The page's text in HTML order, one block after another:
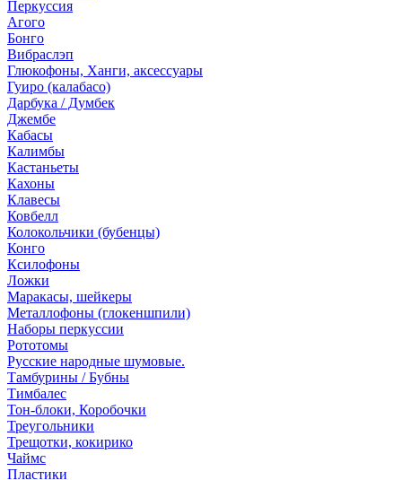
Перкуссия
Агого
Бонго
Вибраслэп
Глюкофоны, Ханги, аксессуары
Гуиро (калабасо)
Дарбука / Думбек
Джембе
Кабасы
Калимбы
Кастаньеты
Кахоны
Клавесы
Ковбелл
Колокольчики (бубенцы)
Конго
Ксилофоны
Ложки
Маракасы, шейкеры
Металлофоны (глокеншпили)
Наборы перкуссии
Рототомы
Русские народные шумовые.
Тамбурины / Бубны
Тимбалес
Тон-блоки, Коробочки
Треугольники
Трещотки, кокирико
Чаймс
Пластики